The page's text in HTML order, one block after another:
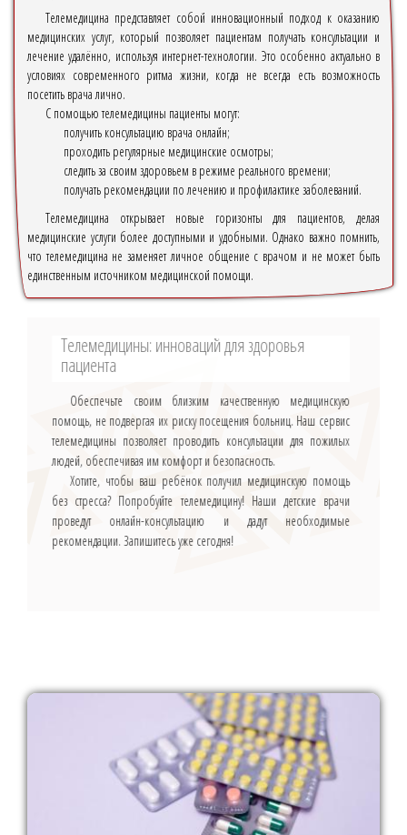
Телемедицина представляет собой инновационный подход к оказанию
медицинских услуг, который позволяет пациентам получать консультации и
лечение удалённо, используя интернет-технологии. Это особенно актуально в
условиях современного ритма жизни, когда не всегда есть возможность
посетить врача лично.
С помощью телемедицины пациенты могут:
получить консультацию врача онлайн;
проходить регулярные медицинские осмотры;
следить за своим здоровьем в режиме реального времени;
получать рекомендации по лечению и профилактике заболеваний.
Телемедицина открывает новые горизонты для пациентов, делая
медицинские услуги более доступными и удобными. Однако важно помнить,
что телемедицина не заменяет личное общение с врачом и не может быть
единственным источником медицинской помощи.
Телемедицины: инноваций для здоровья
пациента
Обеспечьте своим близким качественную медицинскую
помощь, не подвергая их риску посещения больниц. Наш сервис
телемедицины позволяет проводить консультации для пожилых
людей, обеспечивая им комфорт и безопасность.
Хотите, чтобы ваш ребёнок получил медицинскую помощь
без стресса? Попробуйте телемедицину! Наши детские врачи
проведут онлайн-консультацию и дадут необходимые
рекомендации. Запишитесь уже сегодня!